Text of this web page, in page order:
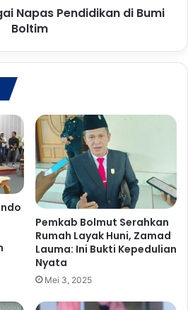
Napas Pendidikan di Bumi
Boltim
Pemkab Bolmut Serahkan
Rumah Layak Huni, Zamad
Lauma: Ini Bukti Kepedulian
Nyata
Mei 3, 2025